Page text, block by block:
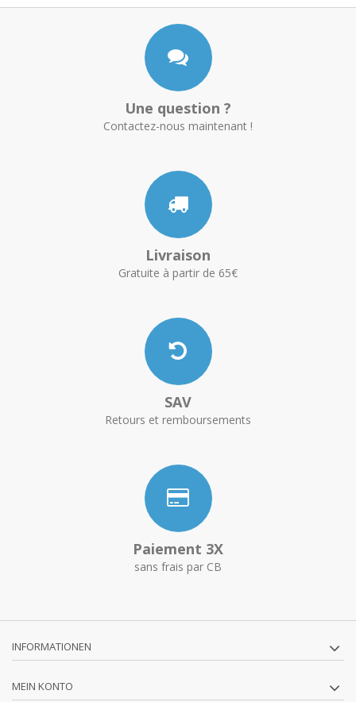
Une question ?
Contactez-nous maintenant !
Livraison
Gratuite à partir de 65€
SAV
Retours et remboursements
Paiement 3X
sans frais par CB
INFORMATIONEN
MEIN KONTO